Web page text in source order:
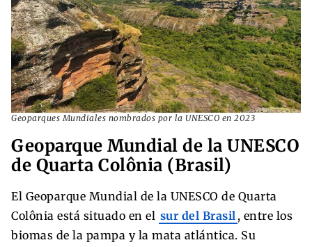
Geoparques Mundiales nombrados por la UNESCO en 2023
Geoparque Mundial de la UNESCO
de Quarta Colônia (Brasil)
El Geoparque Mundial de la UNESCO de Quarta
Colônia está situado en el sur del Brasil , entre los
biomas de la pampa y la mata atlántica. Su